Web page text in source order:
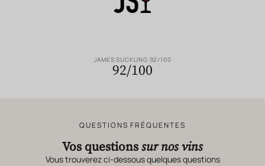
JAMES SUCKLING 92/100
92/100
QUESTIONS FRÉQUENTES
Vos questionssur nos vins
Vous trouverez ci-dessous quelques questions